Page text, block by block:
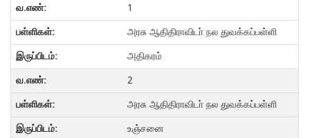
1
அரசு ஆதிதிராவிடா் நல துவக்கப்பள்ளி
அதிகரம்
2
அரசு ஆதிதிராவிடா் நல துவக்கப்பள்ளி
உஞ்சனை